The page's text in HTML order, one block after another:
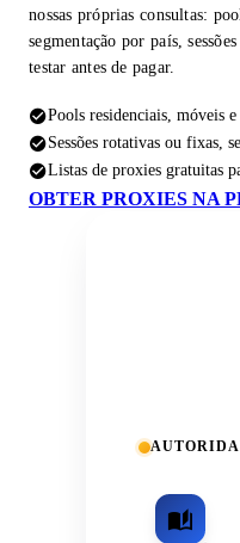
nossas próprias consultas:
segmentação por país,
testar antes de pagar.
Pools residenciais, móveis e
Sessões rotativas ou fixas,
Listas de proxies gratuitas
OBTER PROXIES NA